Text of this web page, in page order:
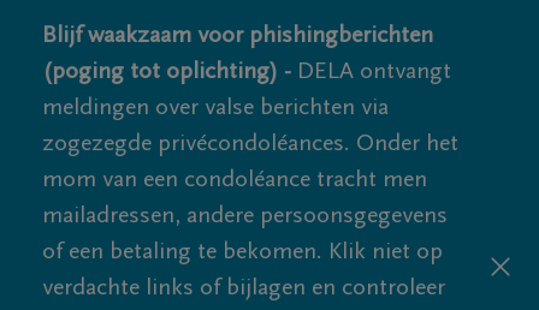
Blijf waakzaam voor phishingberichten
(poging tot oplichting) - DELA ontvangt
meldingen over valse berichten via
zogezegde privécondoléances. Onder het
mom van een condoléance tracht men
mailadressen, andere persoonsgegevens
of een betaling te bekomen. Klik niet op
verdachte links of bijlagen en controleer